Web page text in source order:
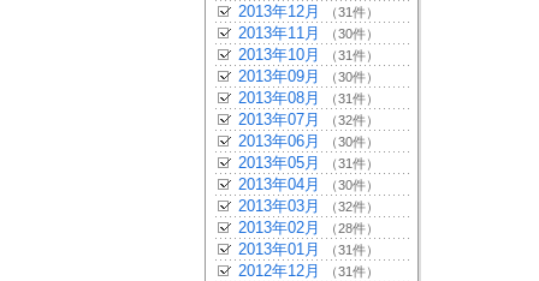
2013年12月 （31件）
2013年11月 （30件）
2013年10月 （31件）
2013年09月 （30件）
2013年08月 （31件）
2013年07月 （32件）
2013年06月 （30件）
2013年05月 （31件）
2013年04月 （30件）
2013年03月 （32件）
2013年02月 （28件）
2013年01月 （31件）
2012年12月 （31件）